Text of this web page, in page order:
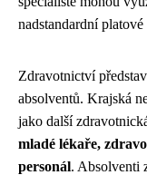
nadstandardní
Zdravotnictví
absolventů. Krajská
jako další
mladé lékaře,
personál. Absolventi